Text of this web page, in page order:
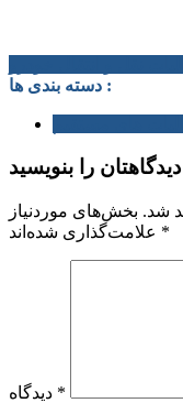
دسته بندی ها :
دیدگاهتان را بنویسید
شد. بخش‌های موردنیاز
*
*